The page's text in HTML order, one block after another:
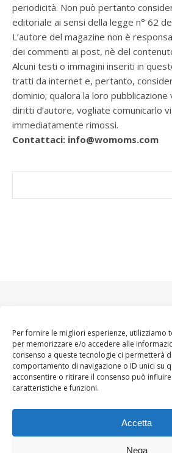
Per fornire le migliori esperienze, utilizziamo
per memorizzare e/o accedere alle
consenso a queste tecnologie ci permetterà
comportamento di navigazione o ID unici su
acconsentire o ritirare il consenso può
caratteristiche e funzioni.
Accetta
Nega
periodicità. Non può pertanto
editoriale ai sensi della legge n° 62
L’autore del magazine non è
dei commenti ai post, nè del
Alcuni testi o immagini inseriti in
tratti da internet e, pertanto,
dominio; qualora la loro pubblicazione
diritti d’autore, vogliate comunicarlo
immediatamente rimossi.
Contattaci: info@womoms.com